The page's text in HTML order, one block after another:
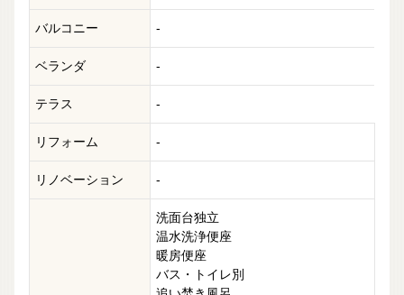
バルコニー -
ベランダ -
テラス -
リフォーム -
リノベーション -
洗面台独立
温水洗浄便座
暖房便座
バス・トイレ別